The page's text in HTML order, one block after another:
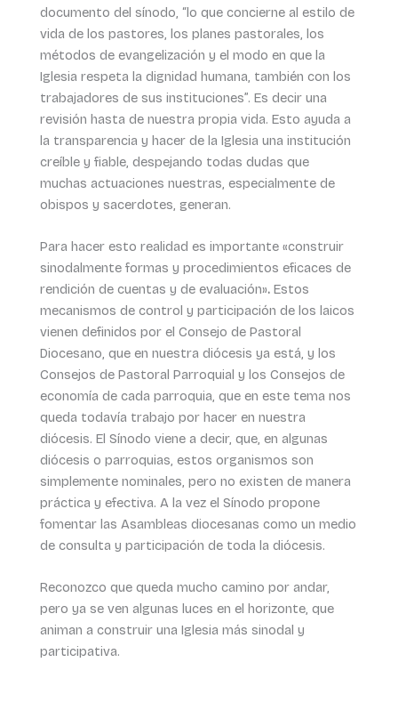
documento del sínodo, “lo que concierne al estilo de
vida de los pastores, los planes pastorales, los
métodos de evangelización y el modo en que la
Iglesia respeta la dignidad humana, también con los
trabajadores de sus instituciones”. Es decir una
revisión hasta de nuestra propia vida. Esto ayuda a
la transparencia y hacer de la Iglesia una institución
creíble y fiable, despejando todas dudas que
muchas actuaciones nuestras, especialmente de
obispos y sacerdotes, generan.
Para hacer esto realidad es importante «construir
sinodalmente formas y procedimientos eficaces de
rendición de cuentas y de evaluación».Estos
mecanismos de control y participación de los laicos
vienen definidos por el Consejo de Pastoral
Diocesano, que en nuestra diócesis ya está, y los
Consejos de Pastoral Parroquial y los Consejos de
economía de cada parroquia, que en este tema nos
queda todavía trabajo por hacer en nuestra
diócesis. El Sínodo viene a decir, que, en algunas
diócesis o parroquias, estos organismos son
simplemente nominales, pero no existen de manera
práctica y efectiva. A la vez el Sínodo propone
fomentar las Asambleas diocesanas como un medio
de consulta y participación de toda la diócesis.
Reconozco que queda mucho camino por andar,
pero ya se ven algunas luces en el horizonte, que
animan a construir una Iglesia más sinodal y
participativa.